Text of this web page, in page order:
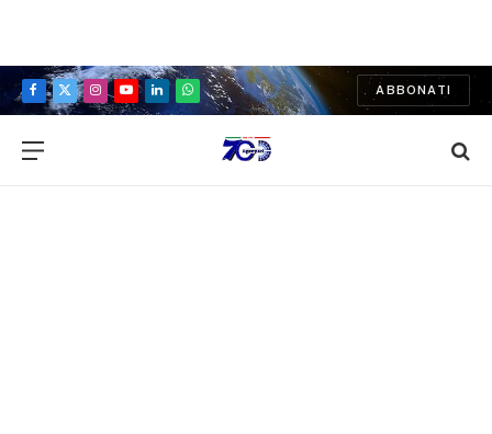
Facebook
X
Instagram
YouTubeLinkedInWhatsApp
ABBONATI